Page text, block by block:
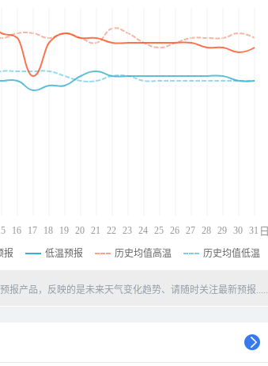
16 17 18 19 20 21 22 23 24 25 26 27 28 29 30 31 日
报 低温预报 历史均值高温 历史均值低温
报产品，反映的是未来天气变化趋势、请随时关注最新预报.....